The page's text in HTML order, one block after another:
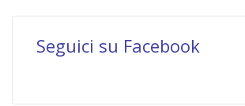
Seguici su Facebook